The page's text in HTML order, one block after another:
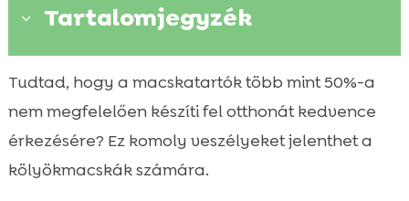
3 Tartalomjegyzék
 Bevezetés a kölyökmacskák
biztonságának fontosságába
Otthonunk veszélyforrásainak azonosítása
Biztonságos búvóhely kialakítása
Tudtad, hogy a macskatartók több mint 50%-a
nem megfelelően készíti fel otthonát kedvence
érkezésére? Ez komoly veszélyeket jelenthet a
kölyökmacskák számára.